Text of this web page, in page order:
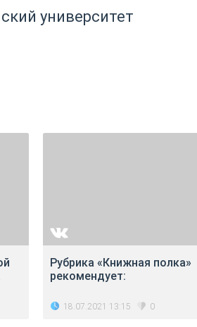
университет
Рубрика «Книжная полка»
рекомендует:
18.07.2021 13:15 0